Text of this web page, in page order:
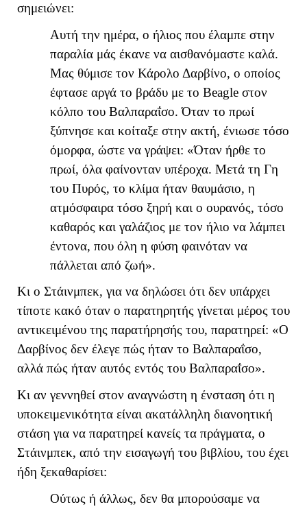
σημειώνει:
Αυτή την ημέρα, ο ήλιος που έλαμπε στην
παραλία μάς έκανε να αισθανόμαστε καλά.
Μας θύμισε τον Κάρολο Δαρβίνο, ο οποίος
έφτασε αργά το βράδυ με το Beagle στον
κόλπο του Βαλπαραΐσο. Όταν το πρωί
ξύπνησε και κοίταξε στην ακτή, ένιωσε τόσο
όμορφα, ώστε να γράψει: «Όταν ήρθε το
πρωί, όλα φαίνονταν υπέροχα. Μετά τη Γη
του Πυρός, το κλίμα ήταν θαυμάσιο, η
ατμόσφαιρα τόσο ξηρή και ο ουρανός, τόσο
καθαρός και γαλάζιος με τον ήλιο να λάμπει
έντονα, που όλη η φύση φαινόταν να
πάλλεται από ζωή».
Κι ο Στάινμπεκ, για να δηλώσει ότι δεν υπάρχει
τίποτε κακό όταν ο παρατηρητής γίνεται μέρος του
αντικειμένου της παρατήρησής του, παρατηρεί: «Ο
Δαρβίνος δεν έλεγε πώς ήταν το Βαλπαραΐσο,
αλλά πώς ήταν αυτός εντός του Βαλπαραΐσο».
Κι αν γεννηθεί στον αναγνώστη η ένσταση ότι η
υποκειμενικότητα είναι ακατάλληλη διανοητική
στάση για να παρατηρεί κανείς τα πράγματα, ο
Στάινμπεκ, από την εισαγωγή του βιβλίου, του έχει
ήδη ξεκαθαρίσει:
Ούτως ή άλλως, δεν θα μπορούσαμε να